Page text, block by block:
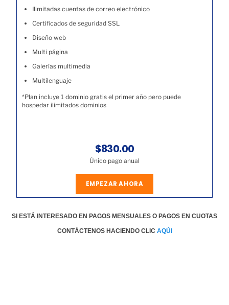
Ilimitadas cuentas de correo electrónico
Certificados de seguridad SSL
Diseño web
Multi página
Galerías multimedia
Multilenguaje
*Plan incluye 1 dominio gratis el primer año pero puede
hospedar ilimitados dominios
$830.00
Único pago anual
EMPEZAR AHORA
SI ESTÁ INTERESADO EN PAGOS MENSUALES O PAGOS EN CUOTAS
CONTÁCTENOS HACIENDO CLIC AQÚI